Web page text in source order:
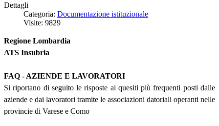
Dettagli
Categoria: Documentazione istituzionale
Visite: 9829
Regione Lombardia
ATS Insubria
FAQ - AZIENDE E LAVORATORI
Si riportano di seguito le risposte ai quesiti più frequenti posti dalle
aziende e dai lavoratori tramite le associazioni datoriali operanti nelle
provincie di Varese e Como